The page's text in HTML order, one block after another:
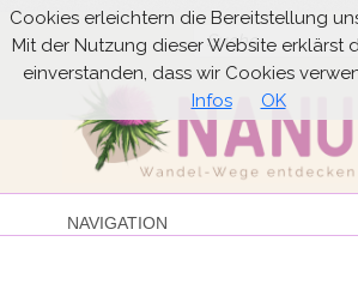
Suche
Cookies erleichtern die Bereitstellung
Mit der Nutzung dieser Website erklärst
einverstanden, dass wir Cookies
Infos
OK